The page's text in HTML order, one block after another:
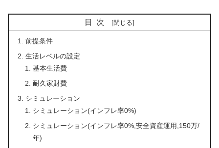
目次
前提条件
生活レベルの設定
基本生活費
耐久家財費
シミュレーション
シミュレーション(インフレ率0%)
シミュレーション(インフレ率0%,安全資産運用,150万/
年)